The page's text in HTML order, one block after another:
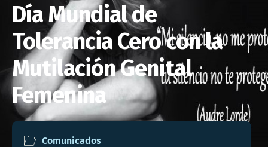
Día Mundial de
Tolerancia Cero con la
Mutilación Genital
Femenina
Comunicados